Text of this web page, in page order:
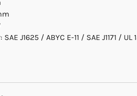
J1625 / ABYC E-11 / SAE J1171 /